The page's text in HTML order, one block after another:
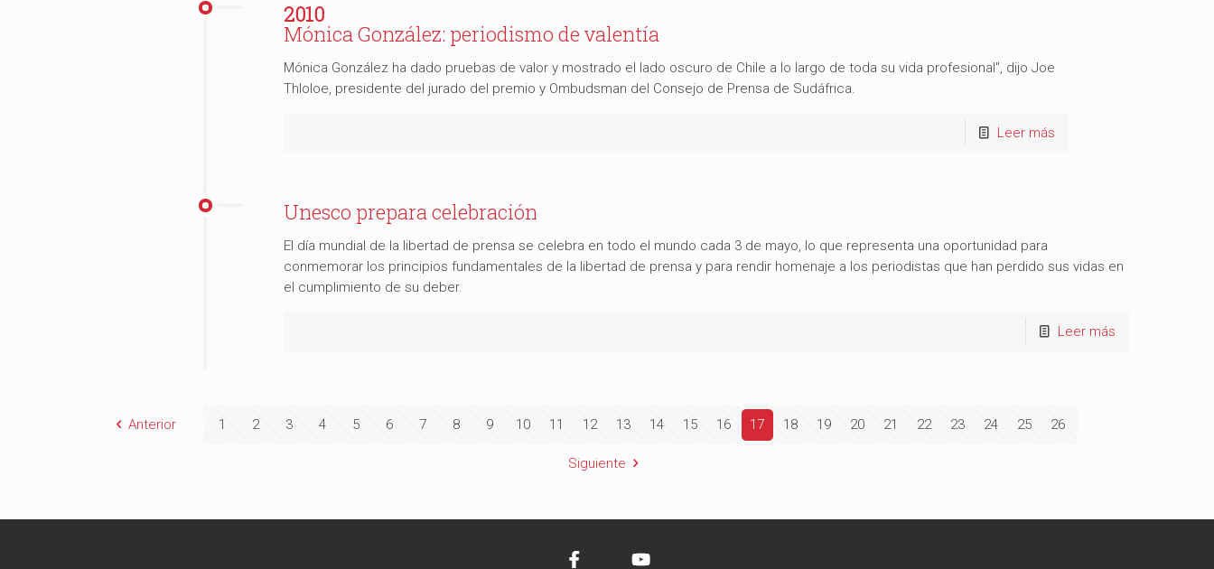
2010
Mónica González: periodismo de valentía
Mónica González ha dado pruebas de valor y mostrado el lado oscuro de Chile a lo largo de toda su vida profesional", dijo Joe
Thloloe, presidente del jurado del premio y Ombudsman del Consejo de Prensa de Sudáfrica.
Leer más
Unesco prepara celebración
El día mundial de la libertad de prensa se celebra en todo el mundo cada 3 de mayo, lo que representa una oportunidad para
conmemorar los principios fundamentales de la libertad de prensa y para rendir homenaje a los periodistas que han perdido sus vidas en
el cumplimiento de su deber.
Leer más
Anterior 1 2 3 4 5 6 7 8 9 10 11 12 13 14 15 16 17 18 19 20 21 22 23 24 25 26
Siguiente